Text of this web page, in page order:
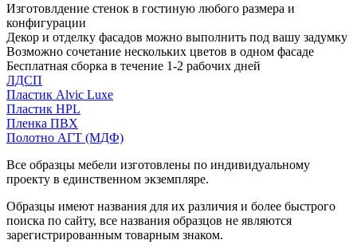
Изготовлдение стенок в гостиную любого размера и
конфигурации
Декор и отделку фасадов можно выполнить под вашу задумку
Возможно сочетание нескольких цветов в одном фасаде
Бесплатная сборка в течение 1-2 рабочих дней
ЛДСП
Пластик Alvic Luxe
Пластик HPL
Пленка ПВХ
Полотно АГТ (МДФ)
Все образцы мебели изготовлены по индивидуальному
проекту в единственном экземпляре.
Образцы имеют названия для их различия и более быстрого
поиска по сайту, все названия образцов не являются
зарегистрированным товарным знаком.